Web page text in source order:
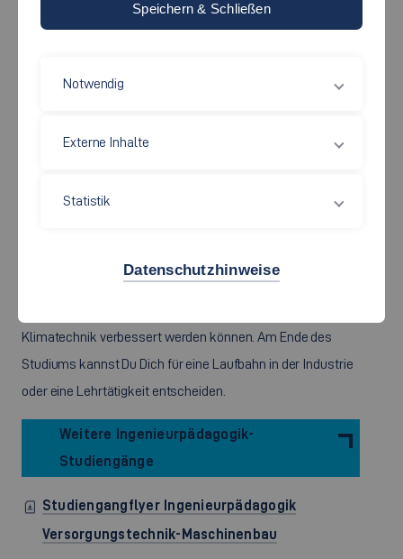
VERSORGUNGSTECHNIK-
der Umwelt wichtig? Du willst dazu beitragen, den
Ingenieurpädagogik Versorgungstechnik-Maschinenbau
Klimatechnik verbessert werden können. Am Ende des
Studiums kannst Du Dich für eine Laufbahn in der Industrie
oder eine Lehrtätigkeit entscheiden.
Weitere Ingenieurpädagogik-
Studiengänge
Studiengangflyer Ingenieurpädagogik
Versorgungstechnik-Maschinenbau
Speichern & Schließen
Notwendig
Externe Inhalte
Statistik
Datenschutzhinweise